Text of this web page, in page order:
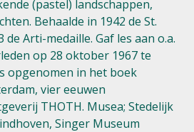
(pastel) landschappen,
Behaalde in 1942 de St.
de Arti-medaille. Gaf les aan o.a.
op 28 oktober 1967 te
opgenomen in het boek
vier eeuwen
THOTH. Musea; Stedelijk
Singer Museum